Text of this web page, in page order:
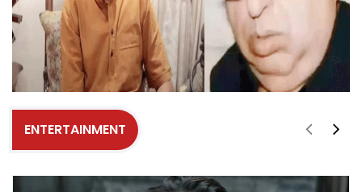
ENTERTAINMENT